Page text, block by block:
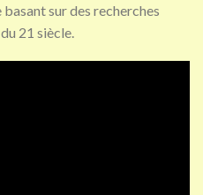
sur des recherches
21 siècle.